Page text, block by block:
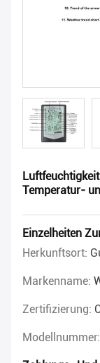
Temperatur-
Einzelheiten
Herkunftsort:
Markenname:
Zertifizierung:
Modellnummer: